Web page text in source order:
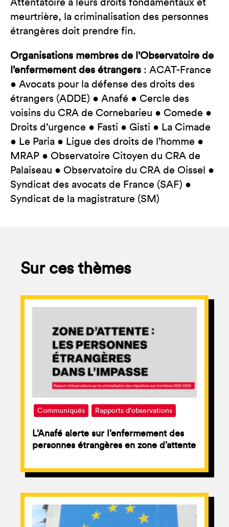
Attentatoire à leurs droits fondamentaux et
meurtrière, la criminalisation des personnes
étrangères doit prendre fin.
Organisations membres de l’Observatoire de
l’enfermement des étrangers : ACAT-France
● Avocats pour la défense des droits des
étrangers (ADDE) ● Anafé ● Cercle des
voisins du CRA de Cornebarieu ● Comede ●
Droits d’urgence ● Fasti ● Gisti ● La Cimade
● Le Paria ● Ligue des droits de l’homme ●
MRAP ● Observatoire Citoyen du CRA de
Palaiseau ● Observatoire du CRA de Oissel ●
Syndicat des avocats de France (SAF) ●
Syndicat de la magistrature (SM)
Sur ces thèmes
Communiqués Rapports d'observations
L’Anafé alerte sur l’enfermement des
personnes étrangères en zone d’attente